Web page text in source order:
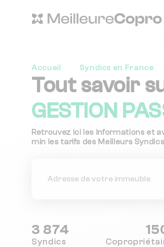
Accueil Syndics en France
Tout savoir
GESTION
Retrouvez ici les informations et
min les tarifs des Meilleurs
3 874
Syndics